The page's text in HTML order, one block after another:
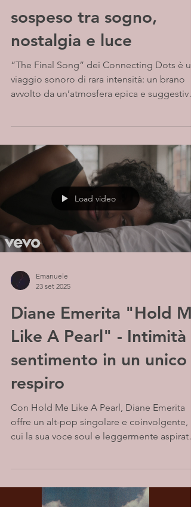
sospeso tra sogno,
nostalgia e luce
“The Final Song” dei Connecting Dots è un
viaggio sonoro di rara intensità: un brano
avvolto da un’atmosfera epica e suggestiva,
Load video
Emanuele
23 set 2025
Diane Emerita "Hold Me
Like A Pearl" - Intimità e
sentimento in un unico
respiro
Con Hold Me Like A Pearl, Diane Emerita
offre un alt-pop singolare e coinvolgente,
cui la sua voce soul e leggermente aspirata
l’ascoltatore in un’atmosfera intima e